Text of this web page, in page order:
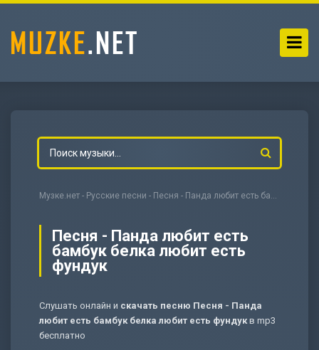
Музке.нет - Русские песни - Песня - Панда любит есть бамбук белка любит есть фундук
Песня - Панда любит есть
бамбук белка любит есть
фундук
Слушать онлайн и скачать песню Песня - Панда
любит есть бамбук белка любит есть фундукв mp3
бесплатно